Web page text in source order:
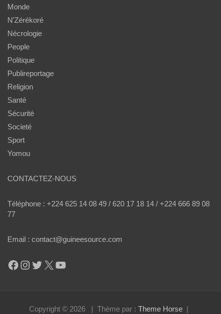
Monde
N'Zérékoré
Nécrologie
People
Politique
Publireportage
Religion
Santé
Sécurité
Societé
Sport
Yomou
CONTACTEZ-NOUS
Téléphone : +224 625 14 08 49 / 620 17 18 14 / +224 666 89 08
77
Email : contact@guineesource.com
Facebook
Instagram
Twitter
X YouTube
Copyright © 2026 Thème par : Theme Horse